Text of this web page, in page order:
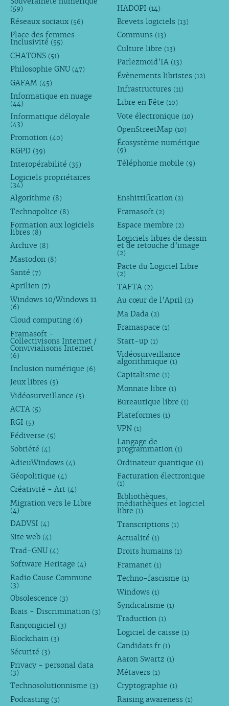
(59)
Réseaux sociaux (56)
Place des femmes -
Inclusivité (55)
CHATONS (51)
Philosophie GNU (47)
GAFAM (45)
Informatique en nuage
(44)
Informatique déloyale
(43)
Promotion (40)
RGPD (39)
Interopérabilité (35)
Logiciels propriétaires
(34)
HADOPI (14)
Brevets logiciels (13)
Communs (13)
Culture libre (13)
Parlezmoid’IA (13)
Évènements libristes (12)
Infrastructures (11)
Libre en Fête (10)
Vote électronique (10)
OpenStreetMap (10)
Écosystème numérique
(9)
Téléphonie mobile (9)
Algorithme (8)
Technopolice (8)
Formation aux logiciels
libres (8)
Archive (8)
Mastodon (8)
Santé (7)
Aprilien (7)
Windows 10/Windows 11
(6)
Cloud computing (6)
Framasoft -
Collectivisons Internet /
Convivialisons Internet
(6)
Inclusion numérique (6)
Jeux libres (5)
Vidéosurveillance (5)
ACTA (5)
RGI (5)
Fédiverse (5)
Sobriété (4)
AdieuWindows (4)
Géopolitique (4)
Créativité - Art (4)
Migration vers le Libre
(4)
DADVSI (4)
Site web (4)
Trad-GNU (4)
Software Heritage (4)
Radio Cause Commune
(3)
Obsolescence (3)
Biais - Discrimination (3)
Rançongiciel (3)
Blockchain (3)
Sécurité (3)
Privacy - personal data
(3)
Technosolutionnisme (3)
Podcasting (3)
Enshittification (2)
Framasoft (2)
Espace membre (2)
Logiciels libres de dessin
et de retouche d’image
(2)
Pacte du Logiciel Libre
(2)
TAFTA (2)
Au cœur de l’April (2)
Ma Dada (2)
Framaspace (1)
Start-up (1)
Vidéosurveillance
algorithmique (1)
Capitalisme (1)
Monnaie libre (1)
Bureautique libre (1)
Plateformes (1)
VPN (1)
Langage de
programmation (1)
Ordinateur quantique (1)
Facturation électronique
(1)
Bibliothèques,
médiathèques et logiciel
libre (1)
Transcriptions (1)
Actualité (1)
Droits humains (1)
Framanet (1)
Techno-fascisme (1)
Windows (1)
Syndicalisme (1)
Traduction (1)
Logiciel de caisse (1)
Candidats.fr (1)
Aaron Swartz (1)
Métavers (1)
Cryptographie (1)
Raising awareness (1)